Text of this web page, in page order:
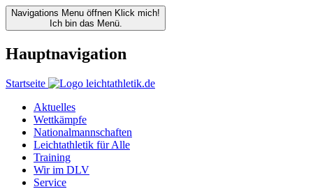
Navigations Menu öffnen Klick mich!
Ich bin das Menü.
Hauptnavigation
Startseite
Aktuelles
Wettkämpfe
Nationalmannschaften
Leichtathletik für Alle
Training
Wir im DLV
Service